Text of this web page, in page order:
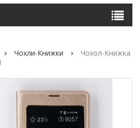
Чохли-Книжки
Чохол-Книжка